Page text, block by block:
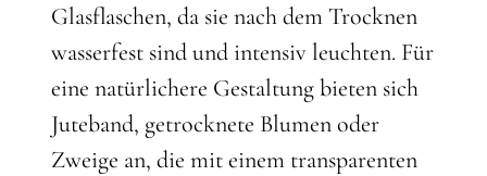
Glasflaschen, da sie nach dem Trocknen
wasserfest sind und intensiv leuchten. Für
eine natürlichere Gestaltung bieten sich
Juteband, getrocknete Blumen oder
Zweige an, die mit einem transparenten